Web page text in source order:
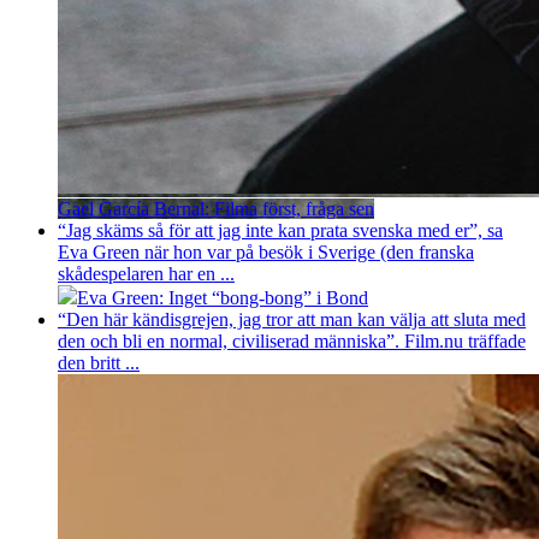
Gael García Bernal: Filma först, fråga sen
“Jag skäms så för att jag inte kan prata svenska med er”, sa
Eva Green när hon var på besök i Sverige (den franska
skådespelaren har en ...
Eva Green: Inget “bong-bong” i Bond
“Den här kändisgrejen, jag tror att man kan välja att sluta med
den och bli en normal, civiliserad människa”. Film.nu träffade
den britt ...